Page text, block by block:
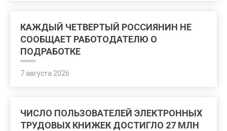
КАЖДЫЙ ЧЕТВЕРТЫЙ РОССИЯНИН НЕ
СООБЩАЕТ РАБОТОДАТЕЛЮ О
ПОДРАБОТКЕ
7 августа 2026
ЧИСЛО ПОЛЬЗОВАТЕЛЕЙ ЭЛЕКТРОННЫХ
ТРУДОВЫХ КНИЖЕК ДОСТИГЛО 27 МЛН